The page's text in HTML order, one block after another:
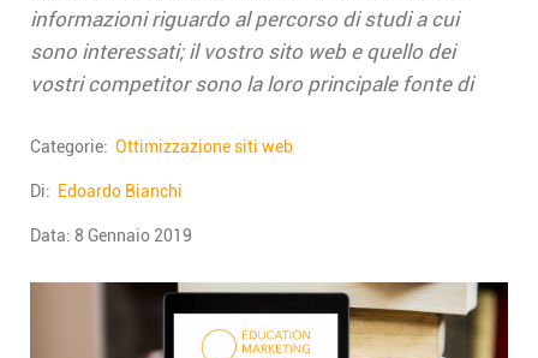
informazioni riguardo al percorso di studi a cui
sono interessati; il vostro sito web e quello dei
vostri competitor sono la loro principale fonte di
Categorie: Ottimizzazione siti web
Di: Edoardo Bianchi
Data: 8 Gennaio 2019